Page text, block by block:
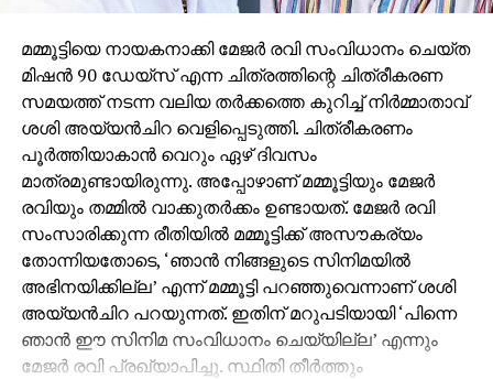
മമ്മൂട്ടിയെ നായകനാക്കി മേജര്‍ രവി സംവിധാനം ചെയ്ത
മിഷന്‍ 90 ഡേയ്‌സ് എന്ന ചിത്രത്തിന്റെ ചിത്രീകരണ
സമയത്ത് നടന്ന വലിയ തര്‍ക്കത്തെ കുറിച്ച് നിര്‍മ്മാതാവ്
ശശി അയ്യന്‍ചിറ വെളിപ്പെടുത്തി. ചിത്രീകരണം
പൂര്‍ത്തിയാകാന്‍ വെറും ഏഴ് ദിവസം
മാത്രമുണ്ടായിരുന്നു. അപ്പോഴാണ് മമ്മൂട്ടിയും മേജര്‍
രവിയും തമ്മില്‍ വാക്കുതര്‍ക്കം ഉണ്ടായത്. മേജര്‍ രവി
സംസാരിക്കുന്ന രീതിയില്‍ മമ്മൂട്ടിക്ക് അസൗകര്യം
തോന്നിയതോടെ, ‘ഞാന്‍ നിങ്ങളുടെ സിനിമയില്‍
അഭിനയിക്കില്ല’ എന്ന് മമ്മൂട്ടി പറഞ്ഞുവെന്നാണ് ശശി
അയ്യന്‍ചിറ പറയുന്നത്. ഇതിന് മറുപടിയായി ‘പിന്നെ
ഞാന്‍ ഈ സിനിമ സംവിധാനം ചെയ്യില്ല’ എന്നും
മേജര്‍ രവി പ്രഖ്യാപിച്ചു. സ്ഥിതി തീര്‍ത്തും